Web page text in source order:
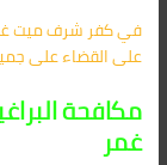
في كفر شرف ميت
على القضاء على
مكافحة
غمر